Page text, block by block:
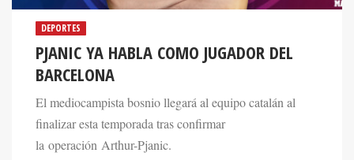
DEPORTES
PJANIC YA HABLA COMO JUGADOR DEL
BARCELONA
El mediocampista bosnio llegará al equipo catalán al
finalizar esta temporada tras confirmar
la operación Arthur-Pjanic.